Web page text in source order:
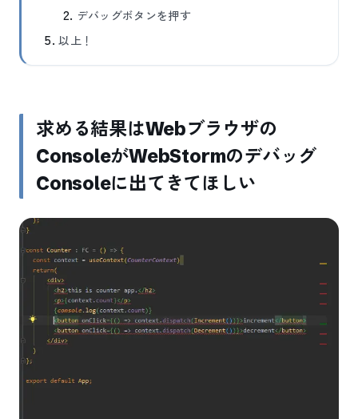
デバッグボタンを押す
以上！
求める結果はWebブラウザの
ConsoleがWebStormのデバッグ
Consoleに出てきてほしい